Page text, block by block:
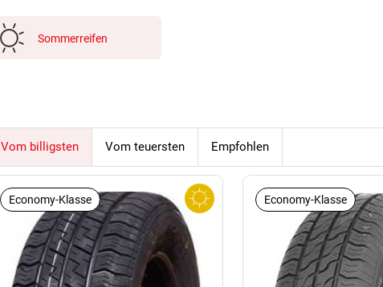
Sommerreifen
Vom billigsten Vom teuersten Empfohlen
Economy-Klasse Economy-Klasse